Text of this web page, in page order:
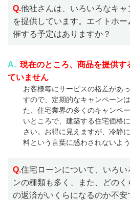
Q.他社さんは、いろいろなキ
を提供しています。エイトホ
催する予定はありますか？
A. 現在のところ、商品を提供す
ていません
お客様毎にサービスの格差があ
すので、定期的なキャンペーン
た、住宅業界の多くのキャンペ
いところで、建築する住宅価格
さい。お得に見えますが、冷静
料という言葉に惑わされないよ
Q.住宅ローンについて、いろ
ンの種類も多く、また、どの
の返済がいくらになるのか不安